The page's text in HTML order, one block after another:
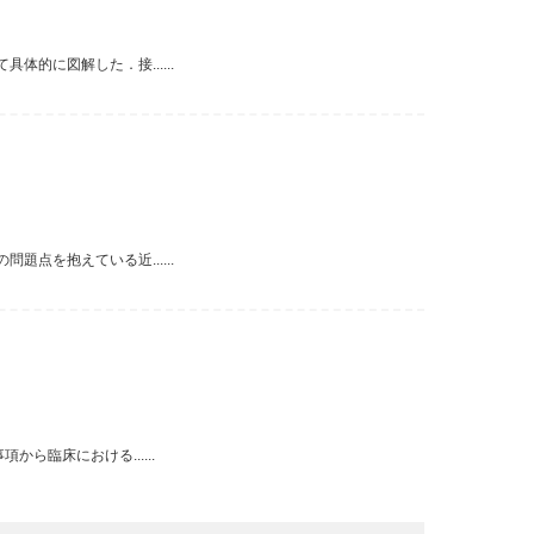
具体的に図解した．接......
問題点を抱えている近......
から臨床における......